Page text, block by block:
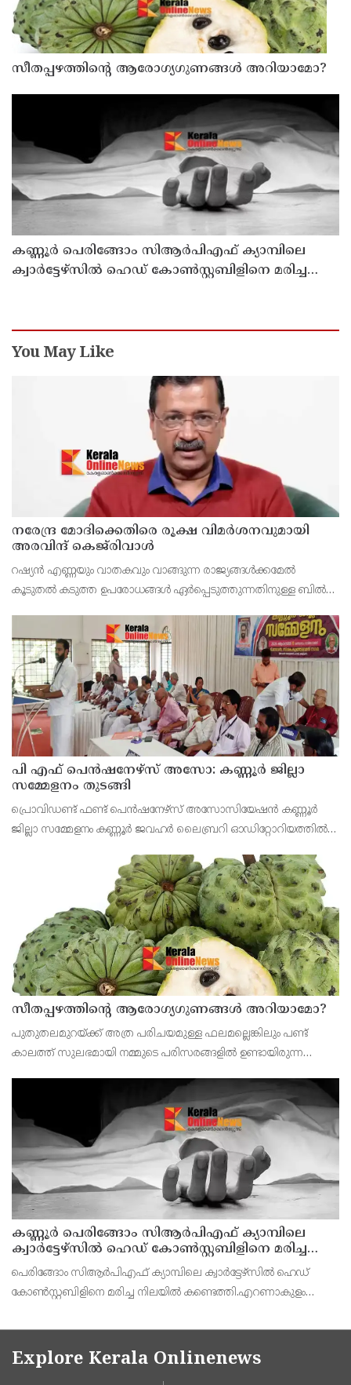
സീതപ്പഴത്തിന്റെ ആരോഗ്യഗുണങ്ങൾ അറിയാമോ?
കണ്ണൂര്‍ പെരിങ്ങോം സിആര്‍പിഎഫ് ക്യാമ്പിലെ
ക്വാര്‍ട്ടേഴ്സില്‍ ഹെഡ് കോണ്‍സ്റ്റബിളിനെ മരിച്ച
You May Like
നരേന്ദ്ര മോദിക്കെതിരെ രൂക്ഷ വിമർശനവുമായി
അരവിന്ദ് കെജ്‌രിവാൾ
റഷ്യൻ എണ്ണയും വാതകവും വാങ്ങുന്ന രാജ്യങ്ങൾക്കമേൽ
കൂടുതൽ കടുത്ത ഉപരോധങ്ങൾ ഏർപ്പെടുത്തുന്നതിനുള്ള ബിൽ
ഇന്ത്യൻ പ്രധാനമന്ത്രി നരേന്ദ്ര മോദിക്കെതിരെ രൂക്ഷ
പി എഫ് പെൻഷനേഴ്സ് അസോ: കണ്ണൂർ ജില്ലാ
സമ്മേളനം തുടങ്ങി
പ്രൊവിഡണ്ട് ഫണ്ട് പെൻഷനേഴ്സ് അസോസിയേഷൻ കണ്ണൂർ
ജില്ലാ സമ്മേളനം കണ്ണൂർ ജവഹർ ലൈബ്രറി ഓഡിറ്റോറിയത്തിൽ
ഭരതൻ അദ്ധ്യക്ഷത വഹിച്ചു.
സീതപ്പഴത്തിന്റെ ആരോഗ്യഗുണങ്ങൾ അറിയാമോ?
പുതുതലമുറയ്ക്ക് അത്ര പരിചയമുള്ള ഫലമല്ലെങ്കിലും പണ്ട്
കാലത്ത് സുലഭമായി നമ്മുടെ പരിസരങ്ങളിൽ ഉണ്ടായിരുന്ന
ആസ്ത്മ അടക്കമുള്ള പ്രശ്‌നങ്ങൾക്കും സീതപ്പഴം ഗുണകര
കണ്ണൂര്‍ പെരിങ്ങോം സിആര്‍പിഎഫ് ക്യാമ്പിലെ
ക്വാര്‍ട്ടേഴ്സില്‍ ഹെഡ് കോണ്‍സ്റ്റബിളിനെ മരിച്ച
നിലയില്‍ കണ്ടെത്തി
പെരിങ്ങോം സിആർപിഎഫ് ക്യാമ്പിലെ ക്വാർട്ടേഴ്സില്‍ ഹെഡ്
കോണ്‍സ്റ്റബിളിനെ മരിച്ച നിലയില്‍ കണ്ടെത്തി.എറണാകുളം
സംഭവം പുറത്തറിയുന്നത്.
Explore Kerala Onlinenews